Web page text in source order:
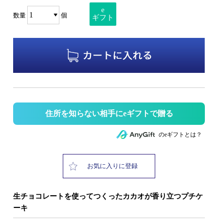
数量 個
e
ギフト
住所を知らない相手にeギフトで贈る
のeギフトとは？
お気に入りに登録
生チョコレートを使ってつくったカカオが香り立つプチケ
ーキ